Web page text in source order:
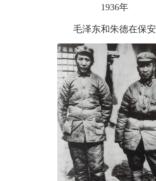
1936年
毛泽东和朱德在保安